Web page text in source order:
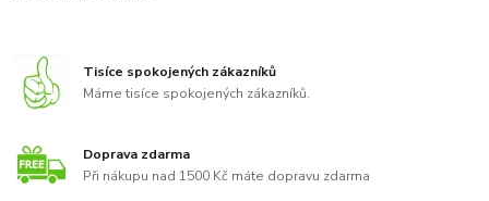
Tisíce spokojených zákazníků
Máme tisíce spokojených zákazníků.
Doprava zdarma
Při nákupu nad 1500 Kč máte dopravu zdarma